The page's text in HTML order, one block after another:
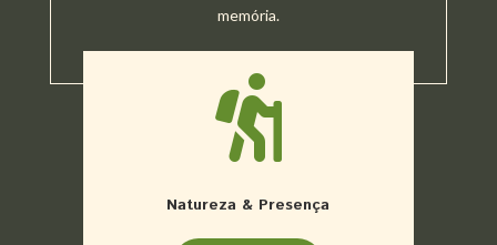
memória.

Natureza & Presença